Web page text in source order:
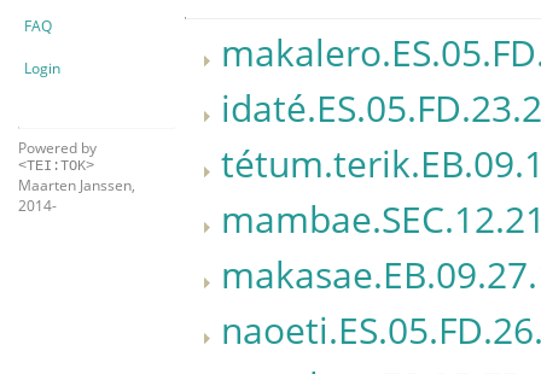
FAQ
Login
Powered by
<TEI:TOK>
Maarten Janssen,
2014-
idaté.ES.05.FD.23.2